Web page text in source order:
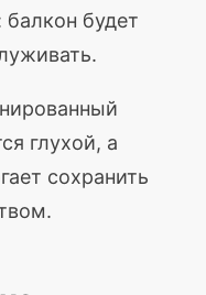
балкон будет
глухой, а
сохранить